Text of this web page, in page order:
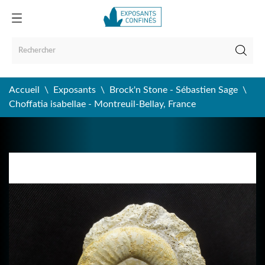
Accueil Exposants
Brock'n Stone - Sébastien Sage
Choffatia isabellae - Montreuil-Bellay, France